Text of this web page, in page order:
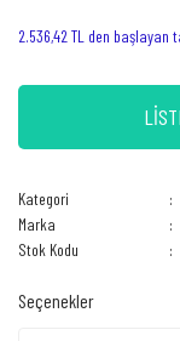
2.536,42 TL den başlayan
Kategori
Marka
Stok Kodu
Seçenekler